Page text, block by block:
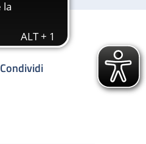
Condividi